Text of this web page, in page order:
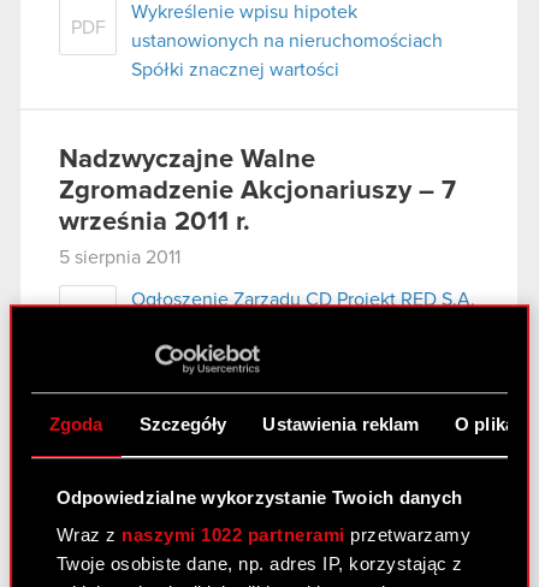
Zgoda Szczegóły Ustawienia reklam O
Odpowiedzialne wykorzystanie Twoich danych
Wraz z naszymi 1022 partnerami przetwarzamy
Twoje osobiste dane, np. adres IP, korzystając z
PDF
Wykreślenie wpisu hipotek
ustanowionych na nieruchomościach
Spółki znacznej wartości
Nadzwyczajne Walne
Zgromadzenie Akcjonariuszy – 7
września 2011 r.
5 sierpnia 2011
Ogłoszenie Zarządu CD Projekt RED S.A.
Zgromadzenia
Projekty uchwał Nadzwyczajnego
Walnego Zgromadzenia CD Projekt RED
S.A. zwołanego na dzień 7 września 2011
PDF
wykonywania prawa głosu przez
pełnomocnika